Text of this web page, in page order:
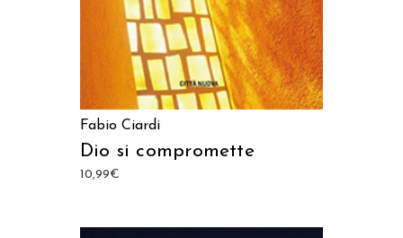
Fabio Ciardi
Dio si compromette
10,99€